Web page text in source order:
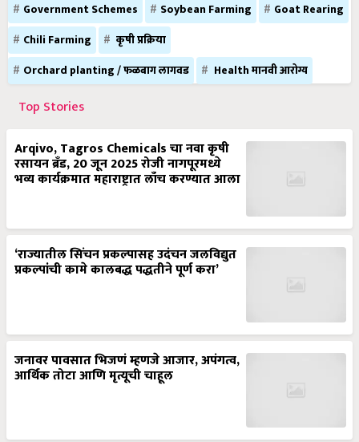
Government Schemes Soybean Farming
Goat Rearing
Chili Farming
कृषी प्रक्रिया
Orchard planting / फळबाग लागवड
Health मानवी आरोग्य
Top Stories
Arqivo, Tagros Chemicals चा नवा कृषी
रसायन ब्रँड, 20 जून 2025 रोजी नागपूरमध्ये
भव्य कार्यक्रमात महाराष्ट्रात लाँच करण्यात आला
‘राज्यातील सिंचन प्रकल्पासह उदंचन जलविद्युत
प्रकल्पांची कामे कालबद्ध पद्धतीने पूर्ण करा’
जनावर पावसात भिजणं म्हणजे आजार, अपंगत्व,
आर्थिक तोटा आणि मृत्यूची चाहूल